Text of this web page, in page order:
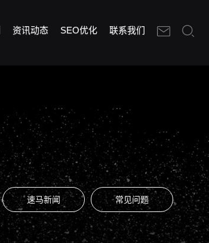
资讯动态 SEO优化 联系我们
速马新闻 常见问题